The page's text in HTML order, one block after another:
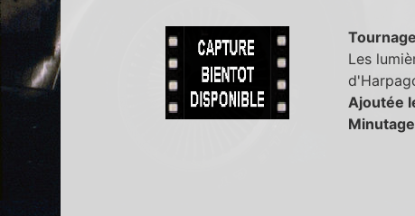
Tournage
Les
Ajoutée